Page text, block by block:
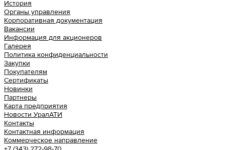
История
Органы управления
Корпоративная документация
Вакансии
Информация для акционеров
Галерея
Политика конфиденциальности
Закупки
Покупателям
Сертификаты
Новинки
Партнеры
Карта предприятия
Новости УралАТИ
Контакты
Контактная информация
Коммерческое направление